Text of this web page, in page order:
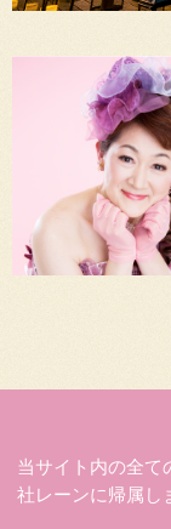
当サイト内の全て
社レーンに帰属し